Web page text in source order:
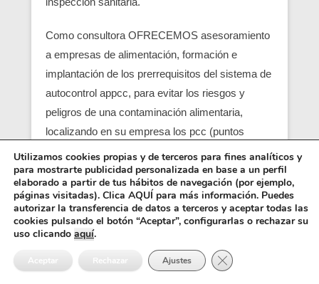
Como consultora OFRECEMOS asesoramiento
a empresas de alimentación, formación e
implantación de los prerrequisitos del sistema de
autocontrol appcc, para evitar los riesgos y
peligros de una contaminación alimentaria,
localizando en su empresa los pcc (puntos
críticos) y obtener un servicio con una correcta
seguridad alimentaria.
Entre los requisitos está el control y el análisis de
cada punto crítico, junto con el registro sanitario,
es básico para que empiezen las empresas
alimentarias (ejemplo una empresa de catering),
Utilizamos cookies propias y de terceros para fines analíticos y
para mostrarte publicidad personalizada en base a un perfil
elaborado a partir de tus hábitos de navegación (por ejemplo,
páginas visitadas). Clica AQUÍ para más información. Puedes
autorizar la transferencia de datos a terceros y aceptar todas las
cookies pulsando el botón “Aceptar”, configurarlas o rechazar su
uso clicando aquí.
Aceptar Rechazar Ajustes Cerrar el banner de